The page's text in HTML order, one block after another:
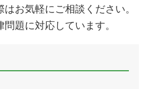
お気軽にご相談ください。
題に対応しています。